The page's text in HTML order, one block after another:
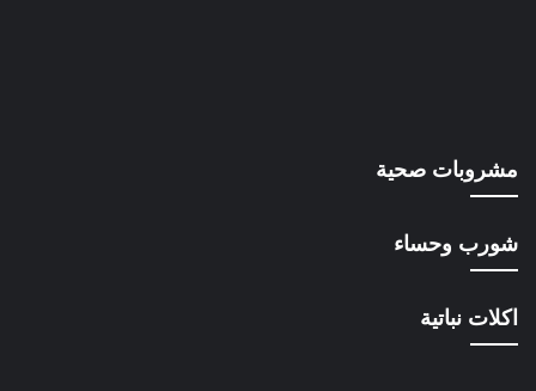
مشروبات صحية
شورب وحساء
اكلات نباتية